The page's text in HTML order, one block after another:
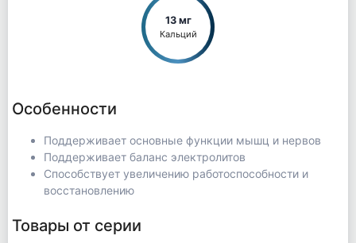
13 мг
Кальций
Особенности
Поддерживает основные функции мышц и нервов
Поддерживает баланс электролитов
Способствует увеличению работоспособности и
восстановлению
Товары от серии